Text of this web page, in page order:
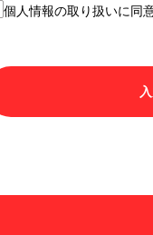
１.本サービスを利用する
をもってのみ認められる
利用することはできませ
個人情報の取り扱いに同